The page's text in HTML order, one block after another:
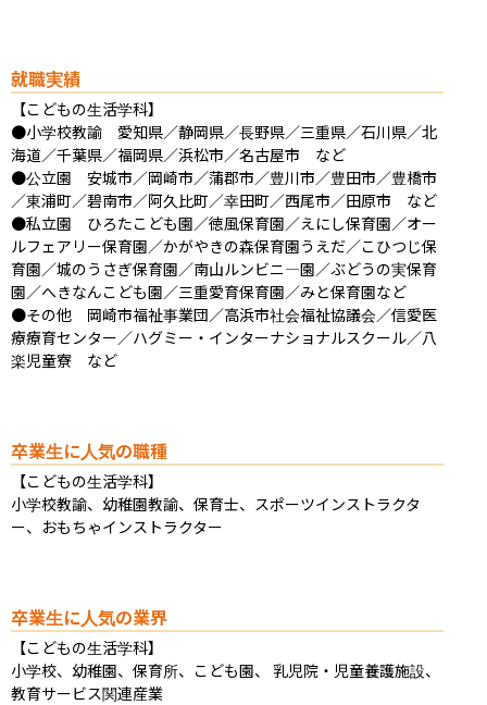
就職実績
【こどもの生活学科】
●小学校教諭　愛知県／静岡県／長野県／三重県／石川県／北
海道／千葉県／福岡県／浜松市／名古屋市　など
●公立園　安城市／岡崎市／蒲郡市／豊川市／豊田市／豊橋市
／東浦町／碧南市／阿久比町／幸田町／西尾市／田原市　など
●私立園　ひろたこども園／徳風保育園／えにし保育園／オー
ルフェアリー保育園／かがやきの森保育園うえだ／こひつじ保
育園／城のうさぎ保育園／南山ルンビニ―園／ぶどうの実保育
園／へきなんこども園／三重愛育保育園／みと保育園など
●その他　岡崎市福祉事業団／高浜市社会福祉協議会／信愛医
療療育センター／ハグミー・インターナショナルスクール／八
楽児童寮　など
卒業生に人気の職種
【こどもの生活学科】
小学校教諭、幼稚園教諭、保育士、スポーツインストラクタ
ー、おもちゃインストラクター
卒業生に人気の業界
【こどもの生活学科】
小学校、幼稚園、保育所、こども園、 乳児院・児童養護施設、
教育サービス関連産業